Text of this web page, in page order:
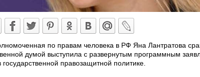
по правам человека в РФ Яна Лантратова
думой выступила с развернутым программным
правозащитной политике.